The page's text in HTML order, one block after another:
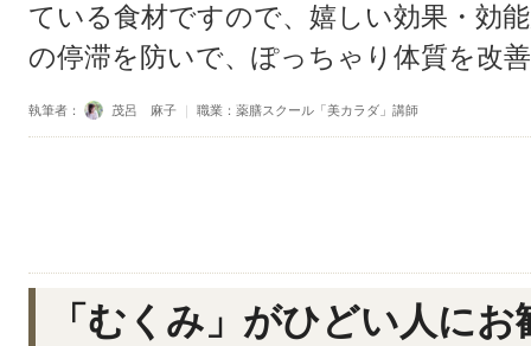
ている食材ですので、嬉しい効果・効
の停滞を防いで、ぽっちゃり体質を改
執筆者： 茂呂 麻子 ｜ 職業：薬膳スクール「美カラダ」講師
「むくみ」がひどい人に